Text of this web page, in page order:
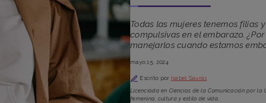
Todas las mujeres tenemos filias
compulsivas en el embarazo.
manejarlos cuando estamos
mayo 15, 2024
Escrito por Isabel Sauras
Licenciada en Ciencias de la Comunicación por la
femenina, cultura y estilo de vida.